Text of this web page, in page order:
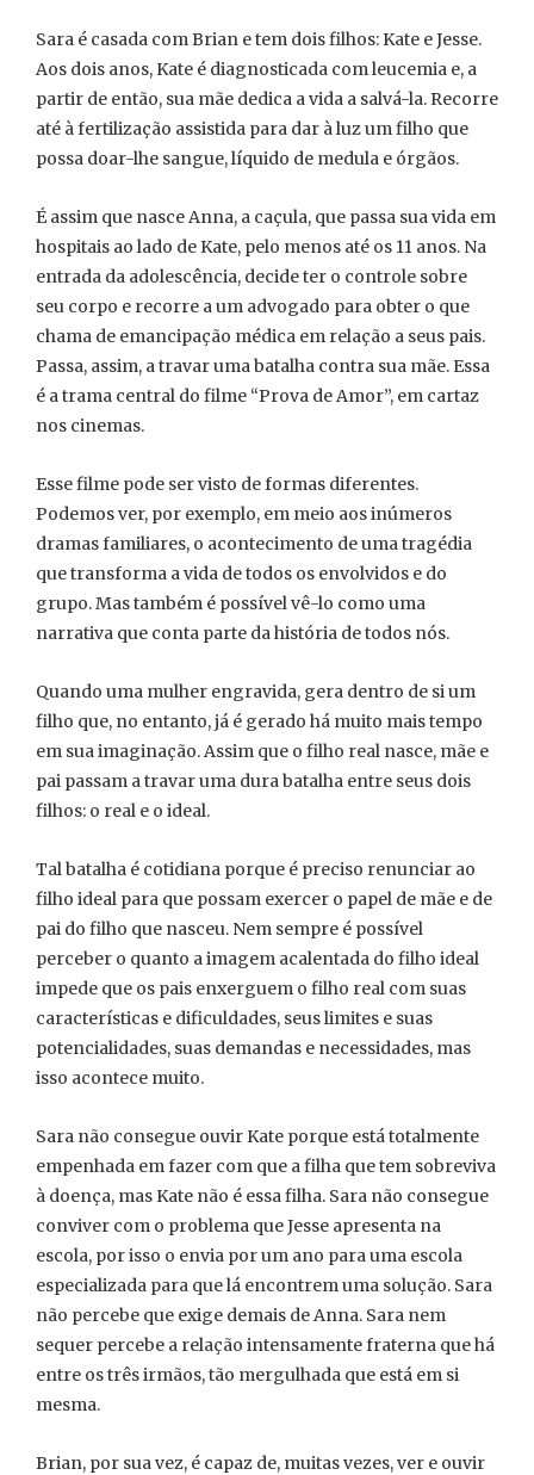
Sara é casada com Brian e tem dois filhos: Kate e Jesse.
Aos dois anos, Kate é diagnosticada com leucemia e, a
partir de então, sua mãe dedica a vida a salvá-la. Recorre
até à fertilização assistida para dar à luz um filho que
possa doar-lhe sangue, líquido de medula e órgãos.
É assim que nasce Anna, a caçula, que passa sua vida em
hospitais ao lado de Kate, pelo menos até os 11 anos. Na
entrada da adolescência, decide ter o controle sobre
seu corpo e recorre a um advogado para obter o que
chama de emancipação médica em relação a seus pais.
Passa, assim, a travar uma batalha contra sua mãe. Essa
é a trama central do filme “Prova de Amor”, em cartaz
nos cinemas.
Esse filme pode ser visto de formas diferentes.
Podemos ver, por exemplo, em meio aos inúmeros
dramas familiares, o acontecimento de uma tragédia
que transforma a vida de todos os envolvidos e do
grupo. Mas também é possível vê-lo como uma
narrativa que conta parte da história de todos nós.
Quando uma mulher engravida, gera dentro de si um
filho que, no entanto, já é gerado há muito mais tempo
em sua imaginação. Assim que o filho real nasce, mãe e
pai passam a travar uma dura batalha entre seus dois
filhos: o real e o ideal.
Tal batalha é cotidiana porque é preciso renunciar ao
filho ideal para que possam exercer o papel de mãe e de
pai do filho que nasceu. Nem sempre é possível
perceber o quanto a imagem acalentada do filho ideal
impede que os pais enxerguem o filho real com suas
características e dificuldades, seus limites e suas
potencialidades, suas demandas e necessidades, mas
isso acontece muito.
Sara não consegue ouvir Kate porque está totalmente
empenhada em fazer com que a filha que tem sobreviva
à doença, mas Kate não é essa filha. Sara não consegue
conviver com o problema que Jesse apresenta na
escola, por isso o envia por um ano para uma escola
especializada para que lá encontrem uma solução. Sara
não percebe que exige demais de Anna. Sara nem
sequer percebe a relação intensamente fraterna que há
entre os três irmãos, tão mergulhada que está em si
mesma.
Brian, por sua vez, é capaz de, muitas vezes, ver e ouvir